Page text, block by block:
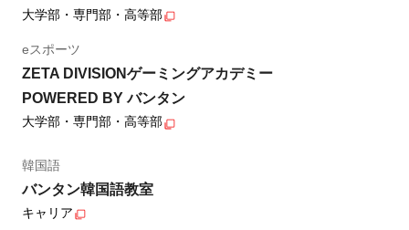
大学部・専門部・高等部
eスポーツ
ZETA DIVISIONゲーミングアカデミー
POWERED BY バンタン
大学部・専門部・高等部
韓国語
バンタン韓国語教室
キャリア